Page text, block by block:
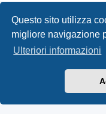
Questo sito utilizza
migliore navigazione
Ulteriori informazioni